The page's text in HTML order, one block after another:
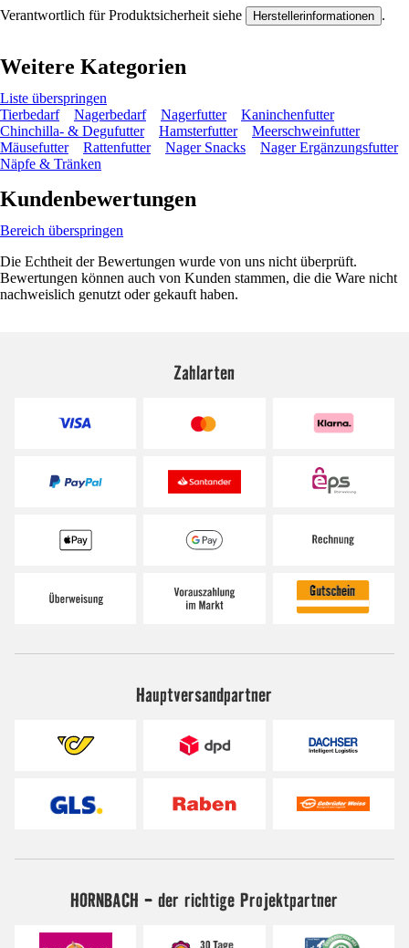
Verantwortlich für Produktsicherheit siehe Herstellerinformationen .
Weitere Kategorien
Liste überspringen
Tierbedarf
Nagerbedarf Nagerfutter
Kaninchenfutter
Chinchilla- & Degufutter
Hamsterfutter
Meerschweinfutter
Mäusefutter
Rattenfutter Nager Snacks
Nager Ergänzungsfutter
Näpfe & Tränken
Kundenbewertungen
Bereich überspringen
Die Echtheit der Bewertungen wurde von uns nicht überprüft.
Bewertungen können auch von Kunden stammen, die die Ware nicht
nachweislich genutzt oder gekauft haben.
Zahlarten
Hauptversandpartner
HORNBACH - der richtige Projektpartner